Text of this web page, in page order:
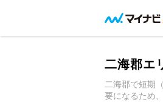
二海郡エ
二海郡で短期
要になるため